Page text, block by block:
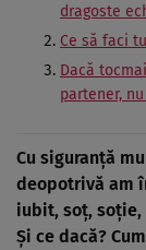
dragoste
Ce să faci
Dacă
partener,
Cu siguranță
deopotrivă am
iubit, soț, soție,
Și ce dacă?